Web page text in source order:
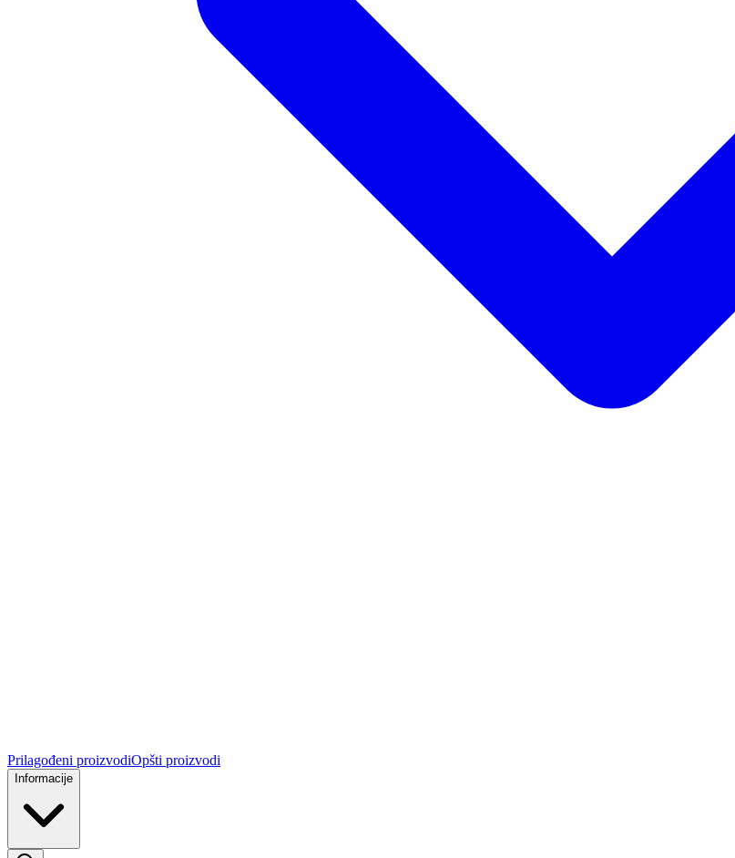
Prilagođeni proizvodiOpšti proizvodi
Informacije